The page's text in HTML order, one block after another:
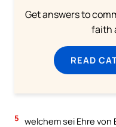
Get answers to
faith
READ
5 welchem sei Ehre von